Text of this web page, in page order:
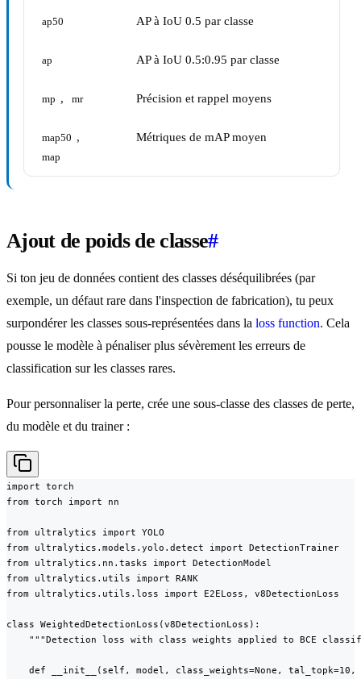
ap50 AP à IoU 0.5 par classe
ap AP à IoU 0.5:0.95 par classe
mp , mr Précision et rappel moyens
map50 ,
map
Métriques de mAP moyen
Ajout de poids de classe#
Si ton jeu de données contient des classes déséquilibrées (par
exemple, un défaut rare dans l'inspection de fabrication), tu peux
surpondérer les classes sous-représentées dans la loss function. Cela
pousse le modèle à pénaliser plus sévèrement les erreurs de
classification sur les classes rares.
Pour personnaliser la perte, crée une sous-classe des classes de perte,
du modèle et du trainer :
import torch
from torch import nn
from ultralytics import YOLO
from ultralytics.models.yolo.detect import DetectionTrainer
from ultralytics.nn.tasks import DetectionModel
from ultralytics.utils import RANK
from ultralytics.utils.loss import E2ELoss, v8DetectionLoss
class WeightedDetectionLoss(v8DetectionLoss):
"""Detection loss with class weights applied to BCE
def __init__(self, model, class_weights=None, tal_topk=10,